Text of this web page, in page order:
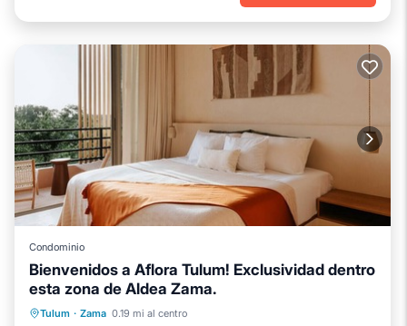
Condominio
Bienvenidos a Aflora Tulum! Exclusividad dentro
esta zona de Aldea Zama.
Tulum · Zama 0.19 mi al centro
Frente al mar
Bañera de hidromasaje